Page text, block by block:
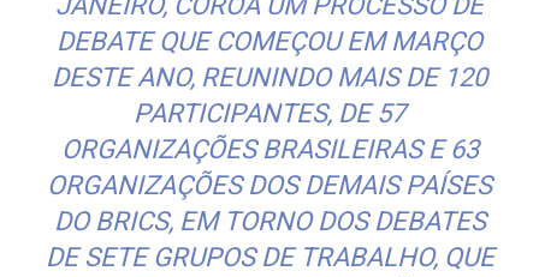
DEBATE QUE COMEÇOU EM MARÇO
DESTE ANO, REUNINDO MAIS DE 120
PARTICIPANTES, DE 57
ORGANIZAÇÕES BRASILEIRAS E 63
ORGANIZAÇÕES DOS DEMAIS PAÍSES
DO BRICS, EM TORNO DOS DEBATES
DE SETE GRUPOS DE TRABALHO, QUE